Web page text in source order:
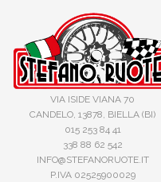
VIA ISIDE VIANA 70
CANDELO, 13878, BIELLA (BI)
015 253 84 41
338 88 62 542
INFO@STEFANORUOTE.IT
P.IVA 02525900029